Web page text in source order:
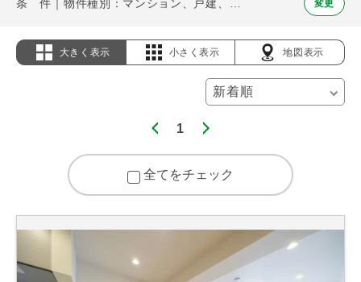
変更
大きく表示 小さく表示 地図表示
1
全てをチェック